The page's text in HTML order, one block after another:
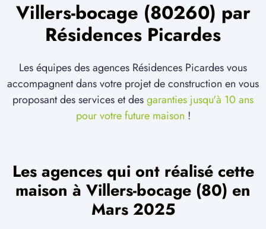
Villers-bocage (80260) par
Résidences Picardes
Les équipes des agences Résidences Picardes vous
accompagnent dans votre projet de construction en vous
proposant des services et desgaranties jusqu'à 10 ans
pour votre future maison !
Les agences qui ont réalisé cette
maison à Villers-bocage (80) en
Mars 2025